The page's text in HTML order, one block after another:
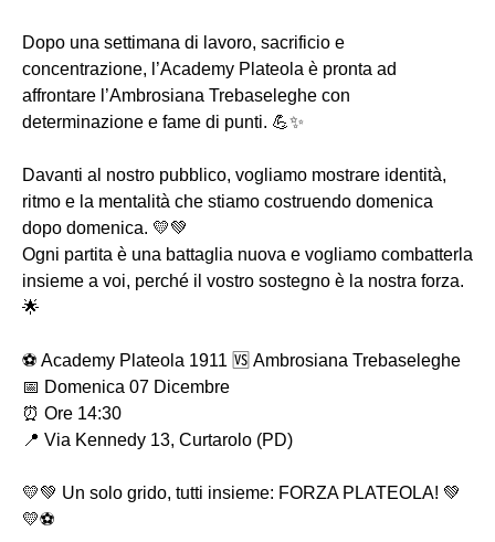
Dopo una settimana di lavoro, sacrificio e
concentrazione, l’Academy Plateola è pronta ad
affrontare l’Ambrosiana Trebaseleghe con
determinazione e fame di punti. 💪✨
Davanti al nostro pubblico, vogliamo mostrare identità,
ritmo e la mentalità che stiamo costruendo domenica
dopo domenica. 💛💚
Ogni partita è una battaglia nuova e vogliamo combatterla
insieme a voi, perché il vostro sostegno è la nostra forza.
🌟
⚽ Academy Plateola 1911 🆚 Ambrosiana Trebaseleghe
📅 Domenica 07 Dicembre
⏰ Ore 14:30
📍 Via Kennedy 13, Curtarolo (PD)
💛💚 Un solo grido, tutti insieme: FORZA PLATEOLA! 💚
💛⚽️